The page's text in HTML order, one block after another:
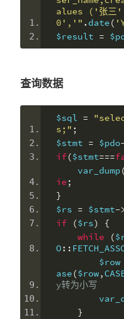
alues ('张三
0','" . date (
$result =
查询数据
$sql =
s;" ;
$stmt = $pdo
if($stmt===
    var_dump
(
ie ;
}
$rs = $stmt-
if
($rs)
{
while
(
O::
        $row
ase ($row,
y转为小写
}